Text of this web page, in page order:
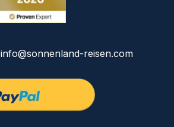
info@sonnenland-reisen.com